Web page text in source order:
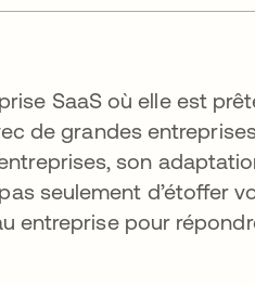
SaaS où elle est
de grandes
son
seulement d’étoffer
entreprise pour